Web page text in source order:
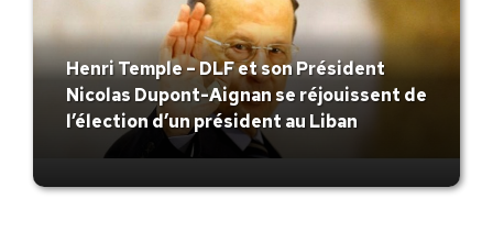
Henri Temple – DLF et son Président
Nicolas Dupont-Aignan se réjouissent de
l’élection d’un président au Liban